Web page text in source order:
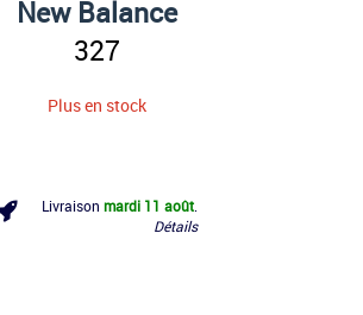
New Balance
327
Plus en stock
Livraison mardi 11 août
Détails